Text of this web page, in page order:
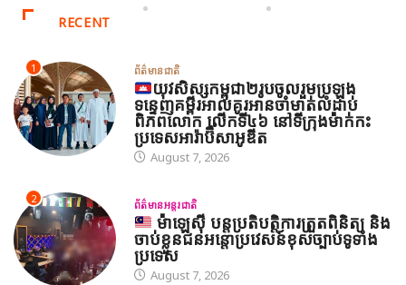
RECENT
1 ព័ត៌មានជាតិ
យុវសិស្សកម្ពុជា២រូបចូលរួមប្រឡង
ទន្ទេញគម្ពីរអាល់គូរអានចាំមាត់លំដាប់
ពិភពលោក លើកទី៤៦ នៅទីក្រុងម៉ាក់កះ
ប្រទេសអារ៉ាប៊ីសាអូឌីត
August 7, 2026
2 ព័ត៌មានអន្តរជាតិ
ម៉ាឡេស៊ី បន្តប្រតិបត្តិការត្រួតពិនិត្យ និង
ចាប់ខ្លួនជនអន្តោប្រវេសន៍ខុសច្បាប់ទូទាំង
ប្រទេស
August 7, 2026